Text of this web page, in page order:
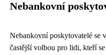
Nebankovní
Nebankovní poskytovatelé se
častější volbou pro lidi, kteří